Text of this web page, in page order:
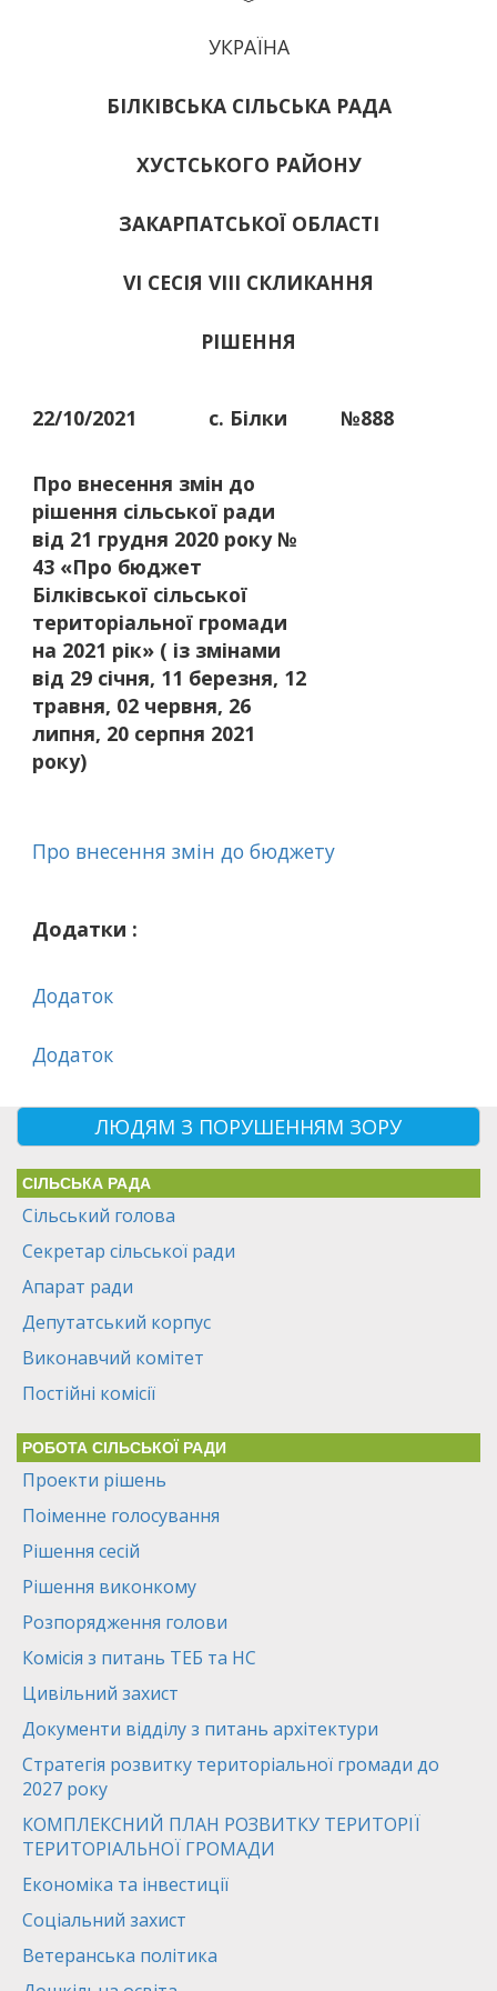
УКРАЇНА
БІЛКІВСЬКА СІЛЬСЬКА РАДА
ХУСТСЬКОГО РАЙОНУ
ЗАКАРПАТСЬКОЇ ОБЛАСТІ
VІ СЕСІЯ VIII СКЛИКАННЯ
РІШЕННЯ
22/10/2021 с. Білки №888
Про внесення змін до
рішення сільської ради
від 21 грудня 2020 року №
43 «Про бюджет
Білківської сільської
територіальної громади
на 2021 рік» ( із змінами
від 29 січня, 11 березня, 12
травня, 02 червня, 26
липня, 20 серпня 2021
року)
Про внесення змін до бюджету
Додатки :
Додаток
Додаток
ЛЮДЯМ З ПОРУШЕННЯМ ЗОРУ
СІЛЬСЬКА РАДА
Сільський голова
Секретар сільської ради
Апарат ради
Депутатський корпус
Виконавчий комітет
Постійні комісії
РОБОТА СІЛЬСЬКОЇ РАДИ
Проекти рішень
Поіменне голосування
Рішення сесій
Рішення виконкому
Розпорядження голови
Комісія з питань ТЕБ та НС
Цивільний захист
Документи відділу з питань архітектури
Стратегія розвитку територіальної громади до
2027 року
КОМПЛЕКСНИЙ ПЛАН РОЗВИТКУ ТЕРИТОРІЇ
ТЕРИТОРІАЛЬНОЇ ГРОМАДИ
Економіка та інвестиції
Соціальний захист
Ветеранська політика